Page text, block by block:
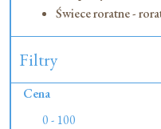
Świece roratne -
Filtry
Cena
0 - 100